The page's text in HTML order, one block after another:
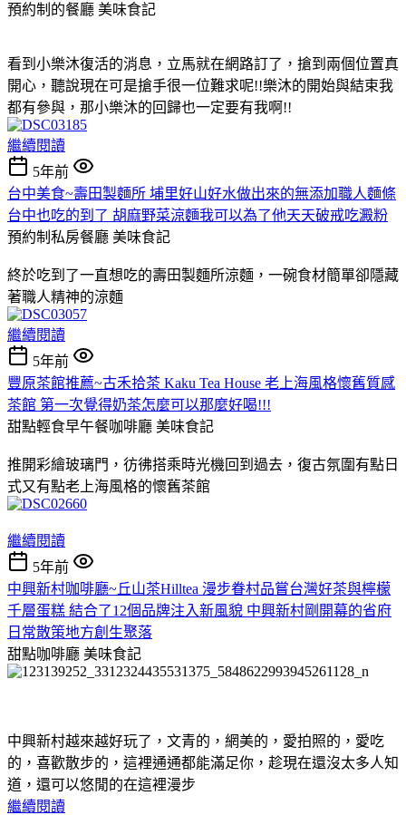
預約制的餐廳 美味食記
看到小樂沐復活的消息，立馬就在網路訂了，搶到兩個位置真
開心，聽說現在可是搶手很一位難求呢!!樂沐的開始與結束我
都有參與，那小樂沐的回歸也一定要有我啊!!
繼續閱讀
5年前
台中美食~壽田製麵所 埔里好山好水做出來的無添加職人麵條
台中也吃的到了 胡麻野菜涼麵我可以為了他天天破戒吃澱粉
預約制私房餐廳 美味食記
終於吃到了一直想吃的壽田製麵所涼麵，一碗食材簡單卻隱藏
著職人精神的涼麵
繼續閱讀
5年前
豐原茶館推薦~古禾拾茶 Kaku Tea House 老上海風格懷舊質感
茶館 第一次覺得奶茶怎麼可以那麼好喝!!!
甜點輕食早午餐咖啡廳 美味食記
推開彩繪玻璃門，彷彿搭乘時光機回到過去，復古氛圍有點日
式又有點老上海風格的懷舊茶館
繼續閱讀
5年前
中興新村咖啡廳~丘山茶Hilltea 漫步眷村品嘗台灣好茶與檸檬
千層蛋糕 結合了12個品牌注入新風貌 中興新村剛開幕的省府
日常散策地方創生聚落
甜點咖啡廳 美味食記
中興新村越來越好玩了，文青的，網美的，愛拍照的，愛吃
的，喜歡散步的，這裡通通都能滿足你，趁現在還沒太多人知
道，還可以悠閒的在這裡漫步
繼續閱讀